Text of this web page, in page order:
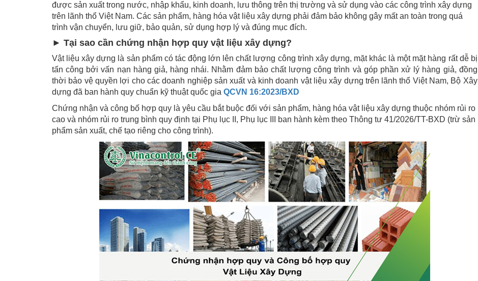
được sản xuất trong nước, nhập khẩu, kinh doanh, lưu thông trên thị trường và sử dụng vào các công trình xây dựng
trên lãnh thổ Việt Nam. Các sản phẩm, hàng hóa vật liệu xây dựng phải đảm bảo không gây mất an toàn trong quá
trình vận chuyển, lưu giữ, bảo quản, sử dụng hợp lý và đúng mục đích.
► Tại sao cần chứng nhận hợp quy vật liệu xây dựng?
Vật liệu xây dựng là sản phẩm có tác động lớn lên chất lượng công trình xây dựng, mặt khác là một mặt hàng rất dễ bị
tấn công bởi vấn nạn hàng giả, hàng nhái. Nhằm đảm bảo chất lượng công trình và góp phần xử lý hàng giả, đồng
thời bảo vệ quyền lợi cho các doanh nghiệp sản xuất và kinh doanh vật liệu xây dựng trên lãnh thổ Việt Nam, Bộ Xây
dựng đã ban hành quy chuẩn kỹ thuật quốc gia QCVN 16:2023/BXD
Chứng nhận và công bố hợp quy là yêu cầu bắt buộc đối với sản phẩm, hàng hóa vật liệu xây dựng thuộc nhóm rủi ro
cao và nhóm rủi ro trung bình quy định tại Phụ lục II, Phụ lục III ban hành kèm theo Thông tư 41/2026/TT-BXD (trừ sản
phẩm sản xuất, chế tạo riêng cho công trình).